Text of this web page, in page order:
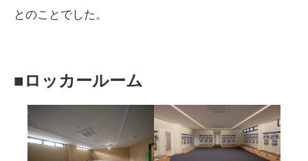
とのことでした。
■ロッカールーム